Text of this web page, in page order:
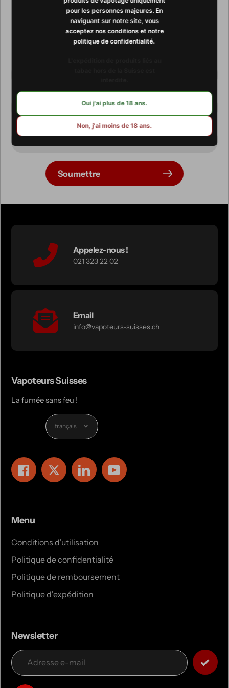
Promotions, nouveautés et ventes exclusives. Recevez-les
directement par e-mail.
Soumettre
Appelez-nous !
021 323 22 02
Email
info@vapoteurs-suisses.ch
Vapoteurs Suisses
La fumée sans feu !
Langue
français
FacebookTwitterLinkedInYouTube
Menu
Conditions d'utilisation
Politique de confidentialité
Politique de remboursement
Politique d'expédition
Newsletter
pour les personnes majeures. En
naviguant sur notre site, vous
acceptez nos conditions et notre
politique de confidentialité. ​​
Oui j'ai plus de 18 ans.
Non, j'ai moins de 18 ans.